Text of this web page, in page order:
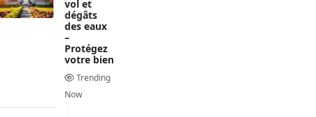
vol et
dégâts
des eaux
–
Protégez
votre bien
Trending
Now